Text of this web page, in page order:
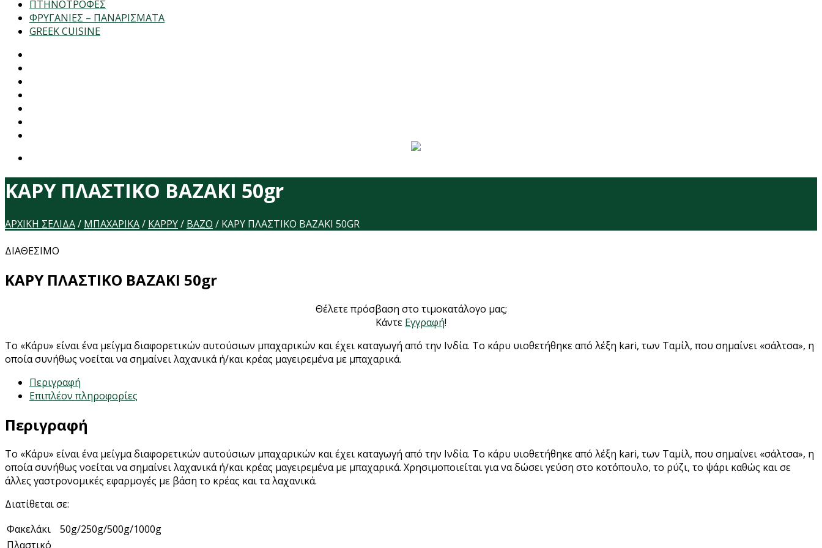
ΠΤΗΝΟΤΡΟΦΕΣ
ΦΡΥΓΑΝΙΕΣ – ΠΑΝΑΡΙΣΜΑΤΑ
GREEK CUISINE
ΚΑΡΥ ΠΛΑΣΤΙΚΟ ΒΑΖΑΚΙ 50gr
ΑΡΧΙΚΉ ΣΕΛΊΔΑ/ ΜΠΑΧΑΡΙΚΑ/ ΚΆΡΡΥ/ ΒΆΖΟ / ΚΑΡΥ ΠΛΑΣΤΙΚΟ ΒΑΖΑΚΙ 50GR
ΔΙΑΘΕΣΙΜΟ
ΚΑΡΥ ΠΛΑΣΤΙΚΟ ΒΑΖΑΚΙ 50gr
Θέλετε πρόσβαση στο τιμοκατάλογο μας;
Κάντε Εγγραφή!
Το «Κάρυ» είναι ένα μείγμα διαφορετικών αυτούσιων μπαχαρικών και έχει καταγωγή από την Ινδία. Το κάρυ υιοθετήθηκε από λέξη kari, των Ταμίλ, που σημαίνει «σάλτσα», η
οποία συνήθως νοείται να σημαίνει λαχανικά ή/και κρέας μαγειρεμένα με μπαχαρικά.
Περιγραφή
Επιπλέον πληροφορίες
Περιγραφή
Το «Κάρυ» είναι ένα μείγμα διαφορετικών αυτούσιων μπαχαρικών και έχει καταγωγή από την Ινδία. Το κάρυ υιοθετήθηκε από λέξη kari, των Ταμίλ, που σημαίνει «σάλτσα», η
οποία συνήθως νοείται να σημαίνει λαχανικά ή/και κρέας μαγειρεμένα με μπαχαρικά. Χρησιμοποιείται για να δώσει γεύση στο κοτόπουλο, το ρύζι, το ψάρι καθώς και σε
άλλες γαστρονομικές εφαρμογές με βάση το κρέας και τα λαχανικά.
Διατίθεται σε:
Φακελάκι
50g/250g/500g/1000g
Πλαστικό